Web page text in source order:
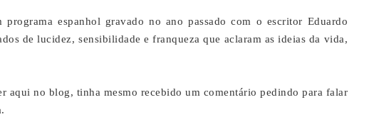
programa espanhol gravado no ano passado com o escritor Eduardo
de lucidez, sensibilidade e franqueza que aclaram as ideias da vida,
aqui no blog, tinha mesmo recebido um comentário pedindo para falar
.